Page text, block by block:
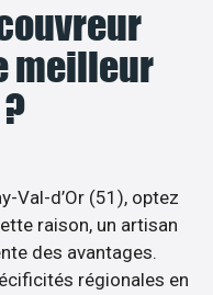
meilleur
Val-d’Or (51), optez
raison, un artisan
des avantages.
régionales en